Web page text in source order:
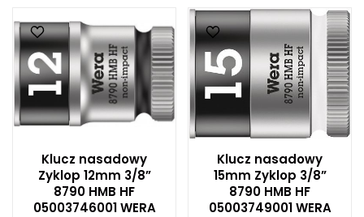
Klucz nasadowy
Zyklop 12mm 3/8”
8790 HMB HF
05003746001 WERA
Klucz nasadowy
15mm Zyklop 3/8”
8790 HMB HF
05003749001 WERA